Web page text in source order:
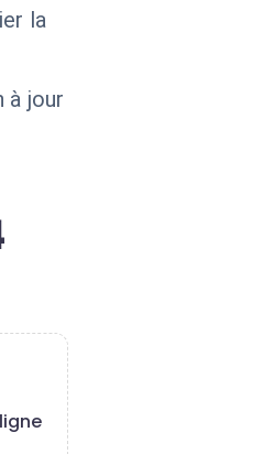
la
à jour